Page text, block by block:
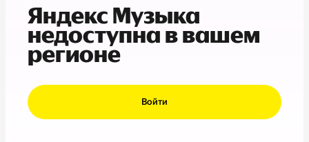
Яндекс Музыка
недоступна в вашем
регионе
Войти